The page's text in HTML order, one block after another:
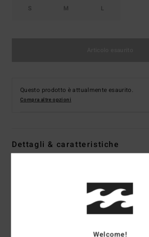
S M L
Questo prodotto è attualmente esaurito.
Compra altre opzioni
Dettagli & caratteristiche
Codice colore
Welcome!